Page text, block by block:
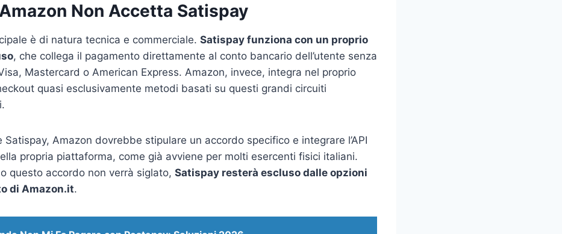
Non Accetta Satispay
è di natura tecnica e commerciale. Satispay funziona con un proprio
, che collega il pagamento direttamente al conto bancario dell’utente senza
Mastercard o American Express. Amazon, invece, integra nel proprio
quasi esclusivamente metodi basati su questi grandi circuiti
Satispay, Amazon dovrebbe stipulare un accordo specifico e integrare l’API
propria piattaforma, come già avviene per molti esercenti fisici italiani.
questo accordo non verrà siglato, Satispay resterà escluso dalle opzioni
di Amazon.it.